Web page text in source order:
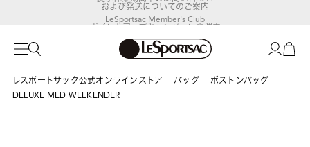
LeSportsac Member's Club
ポイントアップキャンペーン開催中
レスポートサック公式オンラインストア バッグ
ボストンバッグ
DELUXE MED WEEKENDER